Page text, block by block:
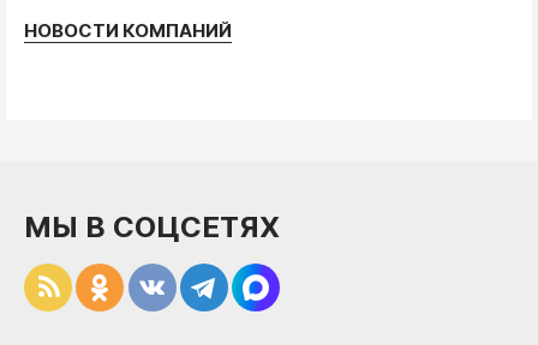
НОВОСТИ КОМПАНИЙ
МЫ В СОЦСЕТЯХ